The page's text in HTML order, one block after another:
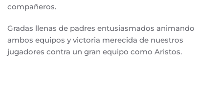
compañeros.
Gradas llenas de padres entusiasmados animando
ambos equipos y victoria merecida de nuestros
jugadores contra un gran equipo como Aristos.